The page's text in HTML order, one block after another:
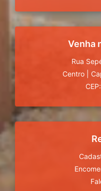
Venha
Rua
Centro